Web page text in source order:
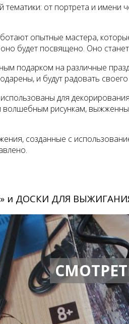
от портрета и
опытные мастера,
оно будет посвящено. Оно
подарком на различные
и будут радовать
для
волшебным рисункам,
созданные с
и ДОСКИ ДЛЯ